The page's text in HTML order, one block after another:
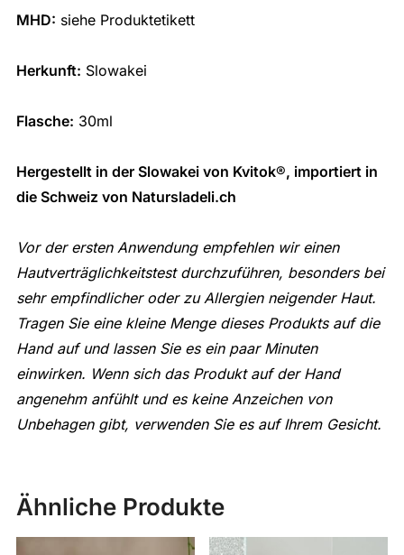
MHD: siehe Produktetikett
Herkunft: Slowakei
Flasche: 30ml
Hergestellt in der Slowakei von Kvitok®, importiert in
die Schweiz von Natursladeli.ch
Vor der ersten Anwendung empfehlen wir einen
Hautverträglichkeitstest durchzuführen, besonders bei
sehr empfindlicher oder zu Allergien neigender Haut.
Tragen Sie eine kleine Menge dieses Produkts auf die
Hand auf und lassen Sie es ein paar Minuten
einwirken. Wenn sich das Produkt auf der Hand
angenehm anfühlt und es keine Anzeichen von
Unbehagen gibt, verwenden Sie es auf Ihrem Gesicht.
Ähnliche Produkte